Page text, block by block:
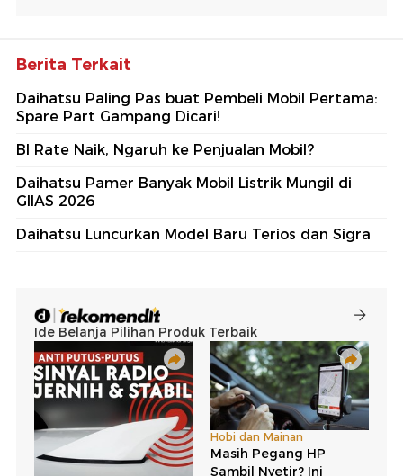
Berita Terkait
Daihatsu Paling Pas buat Pembeli Mobil Pertama:
Spare Part Gampang Dicari!
BI Rate Naik, Ngaruh ke Penjualan Mobil?
Daihatsu Pamer Banyak Mobil Listrik Mungil di
GIIAS 2026
Daihatsu Luncurkan Model Baru Terios dan Sigra